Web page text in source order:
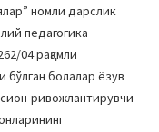
номли дарслик
педагогика
04 рақамли
бўлган болалар ёзув
ривожлантирувчи